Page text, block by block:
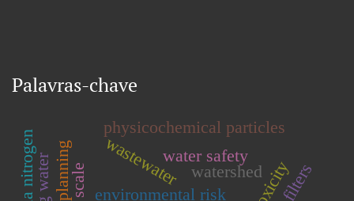
Palavras-chave
environmental risk
watershed
water safety
wastewater
physicochemical particles